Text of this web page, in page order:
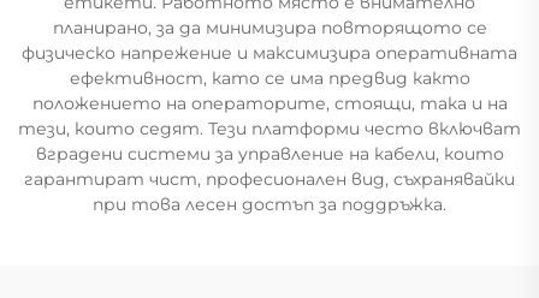
планирано, за да минимизира повторящото се
физическо напрежение и максимизира оперативната
ефективност, като се има предвид както
положението на операторите, стоящи, така и на
тези, които седят. Тези платформи често включват
вградени системи за управление на кабели, които
гарантират чист, професионален вид, съхранявайки
при това лесен достъп за поддръжка.